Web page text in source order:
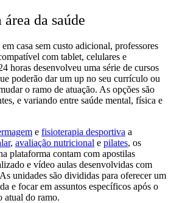
da saúde
casa sem custo adicional, professores
com tablet, celulares e
horas desenvolveu uma série de cursos
poderão dar um up no seu currículo ou
o ramo de atuação. As opções são
e variando entre saúde mental, física e
e fisioterapia desportiva a
, avaliação nutricional e pilates, os
plataforma contam com apostilas
e vídeo aulas desenvolvidas com
unidades são divididas para oferecer um
e focar em assuntos específicos após o
atual do ramo.